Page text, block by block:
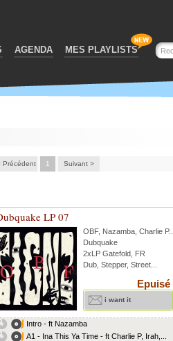
AGENDA MES PLAYLISTS
Précédent 1 Suivant >
LP 07
OBF, Nazamba Charlie P...
Dubquake
2xLP Gatefold, FR
Dub, Stepper, Street...
Epuisé
i want it
Intro - ft Nazamba
A1 - Ina This Ya Time - ft Charlie P, Irah,...